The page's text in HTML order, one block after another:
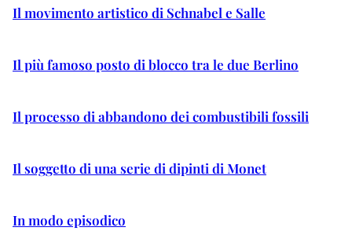
Il movimento artistico di Schnabel e Salle
Il più famoso posto di blocco tra le due Berlino
Il processo di abbandono dei combustibili fossili
Il soggetto di una serie di dipinti di Monet
In modo episodico